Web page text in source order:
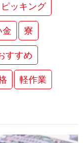
ピッキング
金 寮
すすめ
軽作業